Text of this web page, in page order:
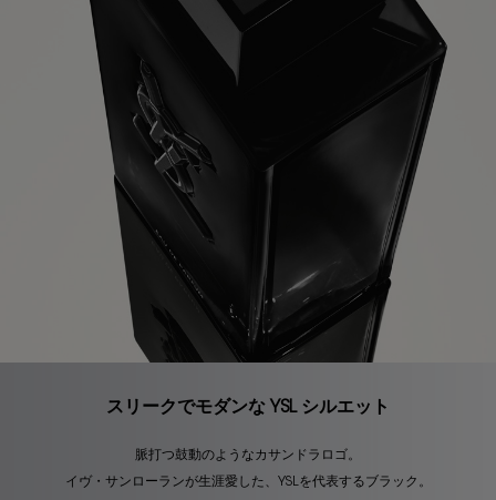
スリークでモダンな YSL シルエット
脈打つ鼓動のようなカサンドラロゴ。
イヴ・サンローランが生涯愛した、YSLを代表するブラック。